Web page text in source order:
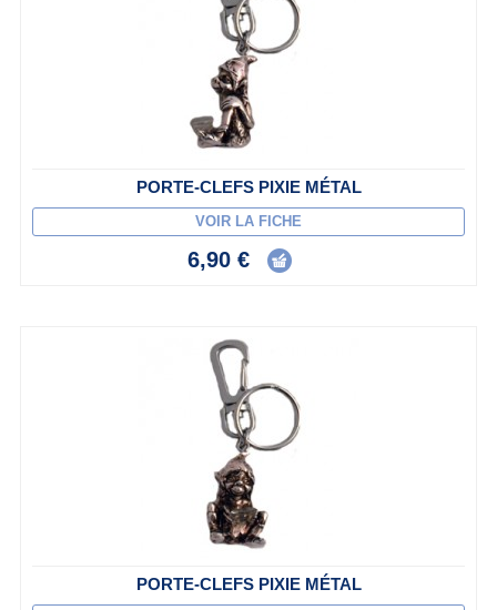
PORTE-CLEFS PIXIE MÉTAL
VOIR LA FICHE
6,90 €
PORTE-CLEFS PIXIE MÉTAL